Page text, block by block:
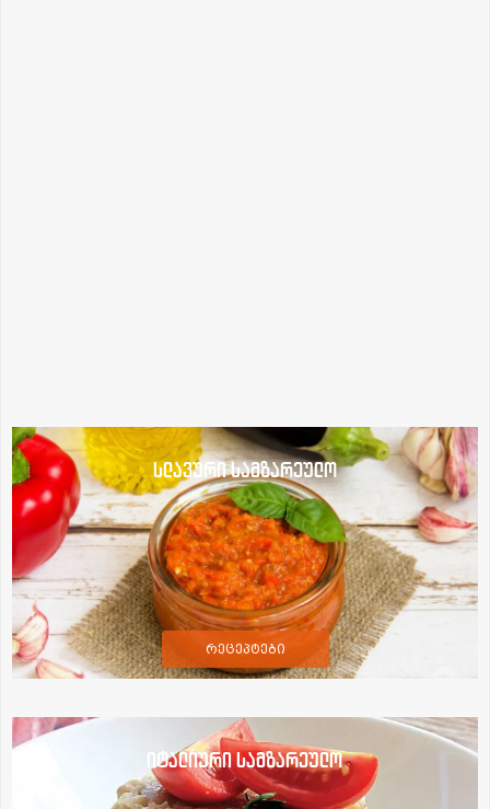
სლავური სამზარეულო
რეცეპტები
იტალიური სამზარეულო